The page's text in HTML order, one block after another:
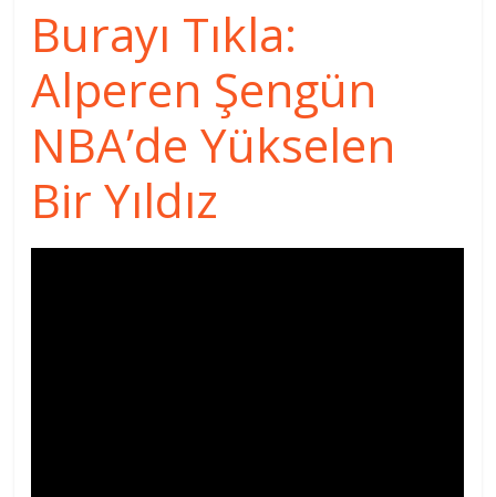
Burayı Tıkla:
Alperen Şengün
NBA’de Yükselen
Bir Yıldız